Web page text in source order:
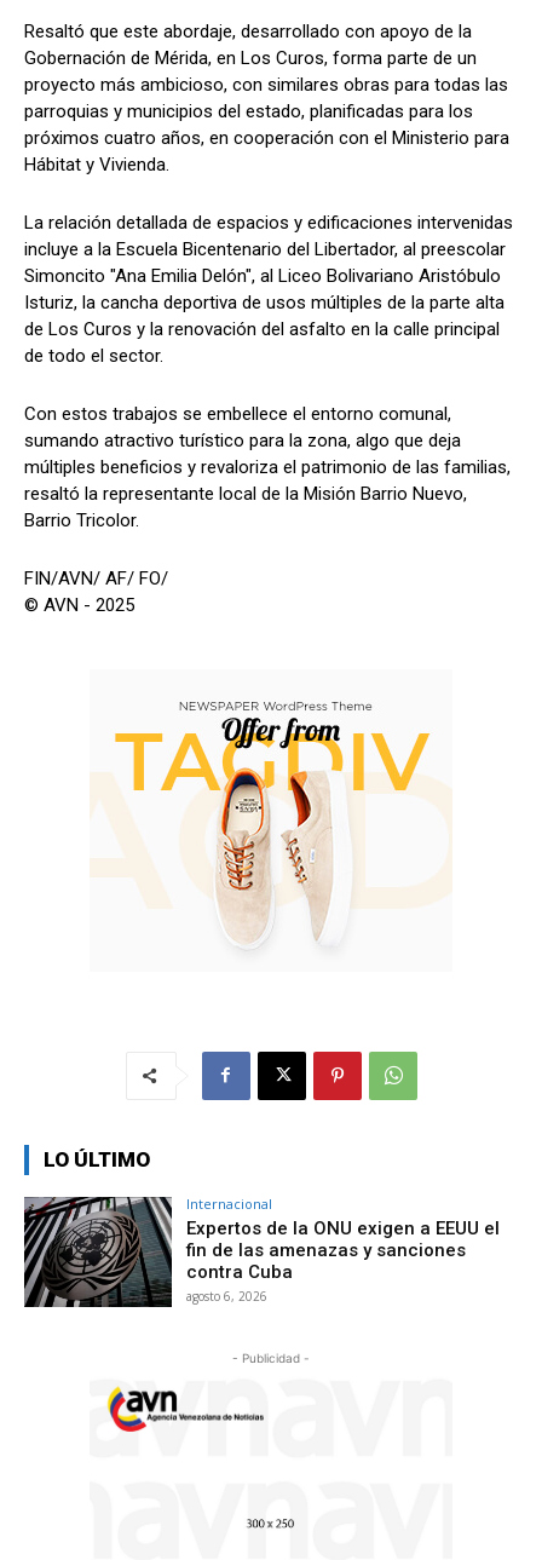
Resaltó que este abordaje, desarrollado con apoyo de la
Gobernación de Mérida, en Los Curos, forma parte de un
proyecto más ambicioso, con similares obras para todas las
parroquias y municipios del estado, planificadas para los
próximos cuatro años, en cooperación con el Ministerio para
Hábitat y Vivienda.
La relación detallada de espacios y edificaciones intervenidas
incluye a la Escuela Bicentenario del Libertador, al preescolar
Simoncito "Ana Emilia Delón", al Liceo Bolivariano Aristóbulo
Isturiz, la cancha deportiva de usos múltiples de la parte alta
de Los Curos y la renovación del asfalto en la calle principal
de todo el sector.
Con estos trabajos se embellece el entorno comunal,
sumando atractivo turístico para la zona, algo que deja
múltiples beneficios y revaloriza el patrimonio de las familias,
resaltó la representante local de la Misión Barrio Nuevo,
Barrio Tricolor.
FIN/AVN/ AF/ FO/
© AVN - 2025
LO ÚLTIMO
Internacional
Expertos de la ONU exigen a EEUU el
fin de las amenazas y sanciones
contra Cuba
agosto 6, 2026
- Publicidad -